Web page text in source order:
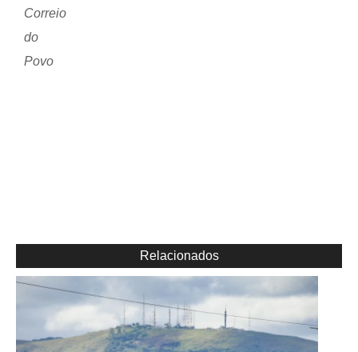
Correio
do
Povo
Relacionados